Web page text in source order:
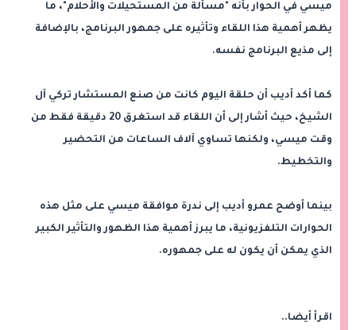
ميسي في الحوار بأنه "مسألة من المستحيلات والأحلام"، ما
يظهر أهمية هذا اللقاء وتأثيره على جمهور البرنامج، بالإضافة
إلى مذيع البرنامج نفسه.
كما أكد أديب أن حلقة اليوم كانت من صنع المستشار تركي آل
الشيخ، حيث أشار إلى أن اللقاء قد استغرق 20 دقيقة فقط من
وقت ميسي، ولكنها تساوي آلاف الساعات من التحضير
والتخطيط.
بينما أوضح عمرو أديب إلى ندرة موافقة ميسي على مثل هذه
الحوارات التلفزيونية، ما يبرز أهمية هذا الظهور والتأثير الكبير
الذي يمكن أن يكون له على جمهوره.
اقرأ أيضا..